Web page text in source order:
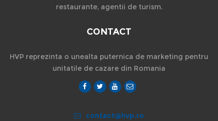
restaurante, agentii de turism.
CONTACT
HVP reprezinta o unealta puternica de marketing pentru
unitatile de cazare din Romania
contact@hvp.ro